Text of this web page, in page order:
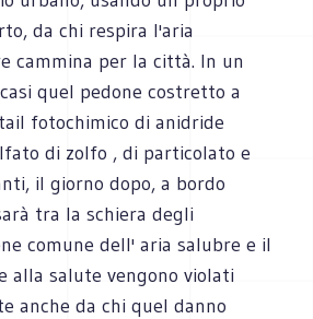
da chi respira l'aria
cammina per la città. In un
quel pedone costretto a
fotochimico di anidride
di zolfo , di particolato e
il giorno dopo, a bordo
tra la schiera degli
comune dell' aria salubre e il
alla salute vengono violati
anche da chi quel danno